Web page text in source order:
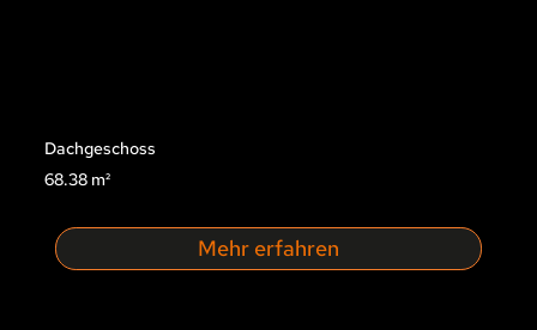
Dachgeschoss
68.38 m²
Mehr erfahren